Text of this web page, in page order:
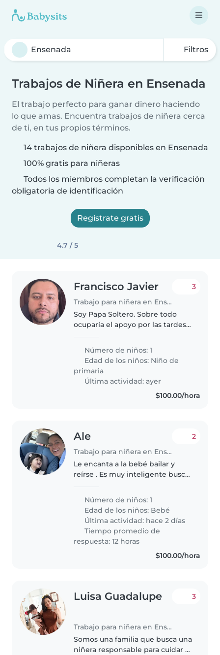
Filtros
Trabajos de Niñera en Ensenada
El trabajo perfecto para ganar dinero haciendo
lo que amas. Encuentra trabajos de niñera cerca
de ti, en tus propios términos.
14 trabajos de niñera disponibles en Ensenada
100% gratis para niñeras
Todos los miembros completan la verificación
obligatoria de identificación
Regístrate gratis
4.7 / 5
Francisco Javier
Trabajo para niñera en Ensenada
3
Soy Papa Soltero. Sobre todo
ocuparía el apoyo por las tardes
actividad deportiva o en su caso
nos pueda acompañar para
cuidar y entretener la niña
mientras..
Número de niños: 1
Edad de los niños: Niño de
primaria
Última actividad: ayer
$100.00/hora
Ale
Trabajo para niñera en Ensenada
2
Le encanta a la bebé bailar y
reírse . Es muy inteligente busca
Número de niños: 1
Edad de los niños: Bebé
Última actividad: hace 2 días
Tiempo promedio de
respuesta: 12 horas
$100.00/hora
Luisa Guadalupe
Trabajo para niñera en Ensenada
3
Somos una familia que busca una
niñera responsable para cuidar a